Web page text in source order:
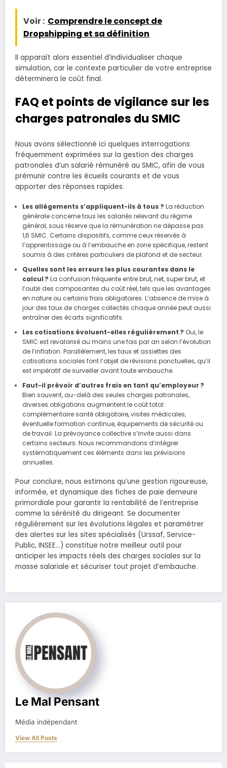
Voir : Comprendre le concept de
Dropshipping et sa définition
Il apparaît alors essentiel d’individualiser chaque
simulation, car le contexte particulier de votre entreprise
déterminera le coût final.
FAQ et points de vigilance sur les
charges patronales du SMIC
Nous avons sélectionné ici quelques interrogations
fréquemment exprimées sur la gestion des charges
patronales d’un salarié rémunéré au SMIC, afin de vous
prémunir contre les écueils courants et de vous
apporter des réponses rapides.
Les allégements s’appliquent-ils à tous ? La réduction
générale concerne tous les salariés relevant du régime
général, sous réserve que la rémunération ne dépasse pas
1,6 SMIC. Certains dispositifs, comme ceux réservés à
l’apprentissage ou à l’embauche en zone spécifique, restent
soumis à des critères particuliers de plafond et de secteur.
Quelles sont les erreurs les plus courantes dans le
calcul ? La confusion fréquente entre brut, net, super brut, et
l’oubli des composantes du coût réel, tels que les avantages
en nature ou certains frais obligatoires. L’absence de mise à
jour des taux de charges collectés chaque année peut aussi
entraîner des écarts significatifs.
Les cotisations évoluent-elles régulièrement ? Oui, le
SMIC est revalorisé au moins une fois par an selon l’évolution
de l’inflation. Parallèlement, les taux et assiettes des
cotisations sociales font l’objet de révisions ponctuelles, qu’il
est impératif de surveiller avant toute embauche.
Faut-il prévoir d’autres frais en tant qu’employeur ?
Bien souvent, au-delà des seules charges patronales,
diverses obligations augmentent le coût total :
complémentaire santé obligatoire, visites médicales,
éventuelle formation continue, équipements de sécurité ou
de travail. La prévoyance collective s’invite aussi dans
certains secteurs. Nous recommandons d’intégrer
systématiquement ces éléments dans les prévisions
annuelles.
Pour conclure, nous estimons qu’une gestion rigoureuse,
informée, et dynamique des fiches de paie demeure
primordiale pour garantir la rentabilité de l’entreprise
comme la sérénité du dirigeant. Se documenter
régulièrement sur les évolutions légales et paramétrer
des alertes sur les sites spécialisés (Urssaf, Service-
Public, INSEE…) constitue notre meilleur outil pour
anticiper les impacts réels des charges sociales sur la
masse salariale et sécuriser tout projet d’embauche.
Le Mal Pensant
Média indépendant
View All Posts